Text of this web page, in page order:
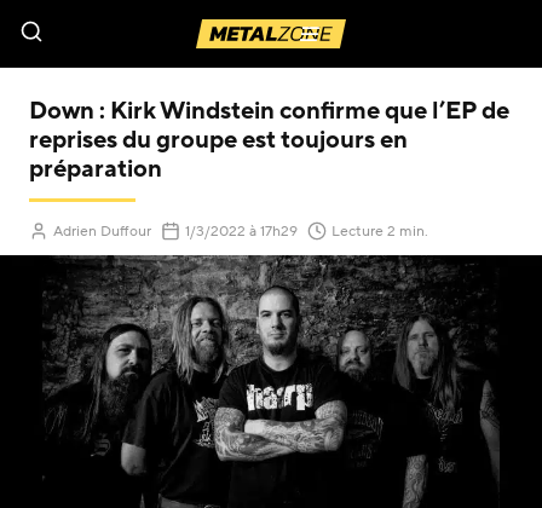
Menu
Down : Kirk Windstein confirme que l’EP de
reprises du groupe est toujours en
préparation
Adrien Duffour 1/3/2022 (Mis à jour le
à 17h29 Lecture 2 min.